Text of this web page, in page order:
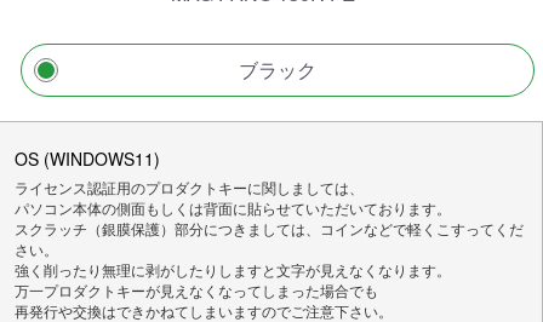
ブラック
OS (WINDOWS11)
ライセンス認証用のプロダクトキーに関しましては、
パソコン本体の側面もしくは背面に貼らせていただいております。
スクラッチ（銀膜保護）部分につきましては、コインなどで軽くこすってくだ
さい。
強く削ったり無理に剥がしたりしますと文字が見えなくなります。
万一プロダクトキーが見えなくなってしまった場合でも
再発行や交換はできかねてしまいますのでご注意下さい。